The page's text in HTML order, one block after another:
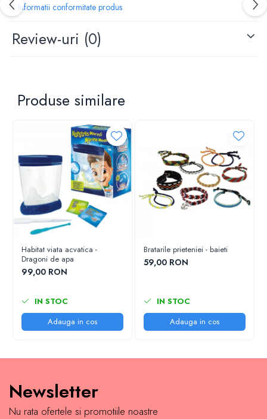
Informatii conformitate produs
Review-uri (0)
Produse similare
Habitat viata acvatica -
Dragoni de apa
99,00 RON
IN STOC
Adauga in cos
Bratarile prieteniei - baieti
59,00 RON
IN STOC
Adauga in cos
Newsletter
Nu rata ofertele si promotiile noastre